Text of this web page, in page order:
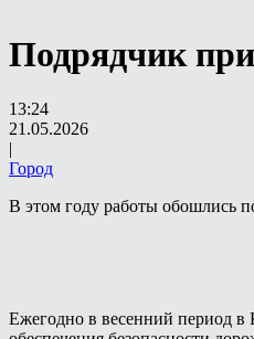
Подрядчик
13:24
21.05.2026
|
Город
В этом году работы обошлись
Ежегодно в весенний период в